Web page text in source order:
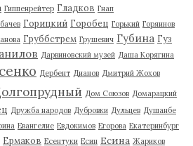
Гиппенрейтер Гладков Гнап
Горицкий Горобец Горький Горяинов
Груббстрем Грушевич Губина Гуз
Дарвиновский музей Даша Корягина
Дербент Дианов Дмитрий Жохов
Дом Союзов Домарацкий
Дружба народов Дубровки Дульцев Душанбе
Евангелие Евдокимов Егорова Екатеринбург
Ермаков Есентуки Есин Есина Жариков